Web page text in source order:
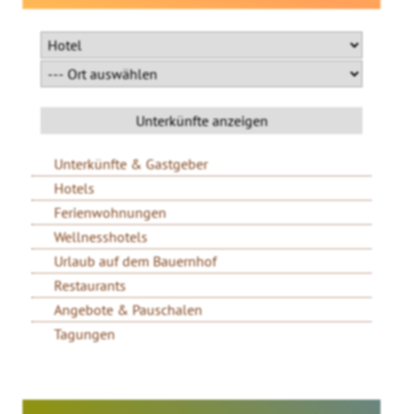
Unterkünfte & Gastgeber
Hotels
Ferienwohnungen
Wellnesshotels
Urlaub auf dem Bauernhof
Restaurants
Angebote & Pauschalen
Tagungen